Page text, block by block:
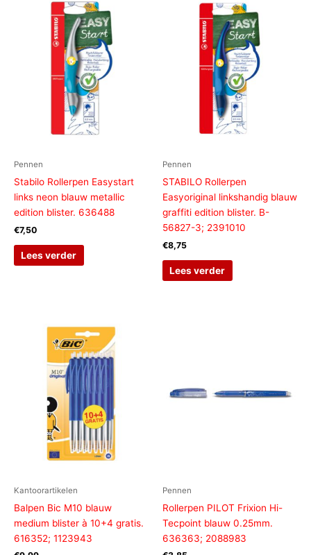
Pennen
Stabilo Rollerpen Easystart
links neon blauw metallic
edition blister. 636488
€7,50
Lees verder
Pennen
STABILO Rollerpen
Easyoriginal linkshandig blauw
graffiti edition blister. B-
56827-3; 2391010
€8,75
Lees verder
Kantoorartikelen
Balpen Bic M10 blauw
medium blister à 10+4 gratis.
616352; 1123943
Pennen
Rollerpen PILOT Frixion Hi-
Tecpoint blauw 0.25mm.
636363; 2088983